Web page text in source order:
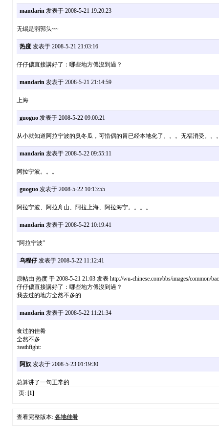
mandarin发表于 2008-5-21 19:20:23
无锡是弱郭头~~
热度发表于 2008-5-21 21:03:16
仔仔儂直接講好了：哪些地方儂沒到過？
mandarin发表于 2008-5-21 21:14:59
上海
guoguo发表于 2008-5-22 09:00:21
从小就知道阿拉宁波的臭冬瓜，可惜偶的胃已经本地化了。。。无福消受。。
mandarin发表于 2008-5-22 09:55:11
阿拉宁波。。。
guoguo发表于 2008-5-22 10:13:55
阿拉宁波、阿拉舟山、阿拉上海、阿拉海宁。。。。
mandarin发表于 2008-5-22 10:19:41
“阿拉宁波”
乌程仔发表于 2008-5-22 11:12:41
原帖由 热度 于 2008-5-21 21:03 发表 http://wu-chinese.com/bbs/images/common/
仔仔儂直接講好了：哪些地方儂沒到過？
我去过的地方全然不多的
mandarin发表于 2008-5-22 11:21:34
食过的佳肴
全然不多
:teathfight:
阿奴发表于 2008-5-23 01:19:30
总算讲了一句正常的
页: [1]
查看完整版本: 各地佳肴